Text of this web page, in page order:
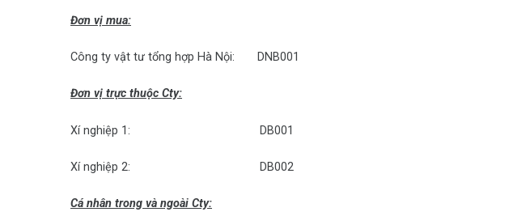
Đơn vị mua:
Công ty vật tư tổng hợp Hà Nội: DNB001
Đơn vị trực thuộc Cty:
Xí nghiệp 1: DB001
Xí nghiệp 2: DB002
Cá nhân trong và ngoài Cty: